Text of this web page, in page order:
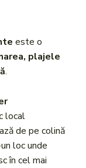
este o
plajele
.
local
de pe colină
loc unde
în cel mai